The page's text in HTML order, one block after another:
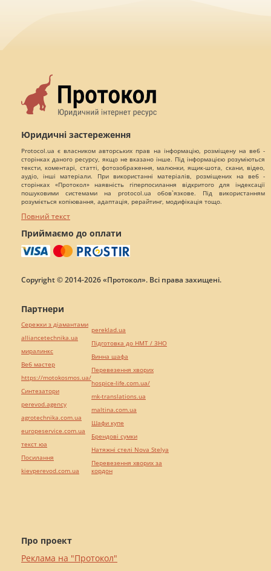
Юридичні застереження
Protocol.ua є власником авторських прав на інформацію, розміщену на веб -
сторінках даного ресурсу, якщо не вказано інше. Під інформацією розуміються
тексти, коментарі, статті, фотозображення, малюнки, ящик-шота, скани, відео,
аудіо, інші матеріали. При використанні матеріалів, розміщених на веб -
сторінках «Протокол» наявність гіперпосилання відкритого для індексації
пошуковими системами на protocol.ua обов`язкове. Під використанням
розуміється копіювання, адаптація, рерайтинг, модифікація тощо.
Повний текст
Приймаємо до оплати
Copyright © 2014-2026 «Протокол». Всі права захищені.
Про проект
Реклама на "Протокол"
Партнери
Сережки з діамантами
alliancetechnika.ua
миралинкс
Веб мастер
https://motokosmos.ua/
Синтезатори
perevod.agency
agrotechnika.com.ua
europeservice.com.ua
текст юа
Посилання
kievperevod.com.ua
pereklad.ua
Підготовка до НМТ / ЗНО
Винна шафа
Перевезення хворих
hospice-life.com.ua/
mk-translations.ua
maltina.com.ua
Шафи купе
Брендові сумки
Натяжні стелі Nova Stelya
Перевезення хворих за
кордон